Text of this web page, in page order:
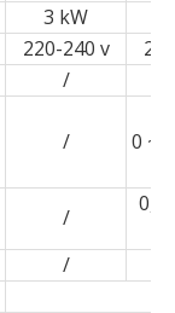
3 kW
220-240 v
/
/ 0 ~
/
/